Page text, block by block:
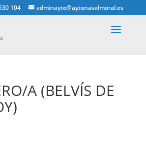
104 adminayto@aytonavalmoral.es
A (BELVÍS DE